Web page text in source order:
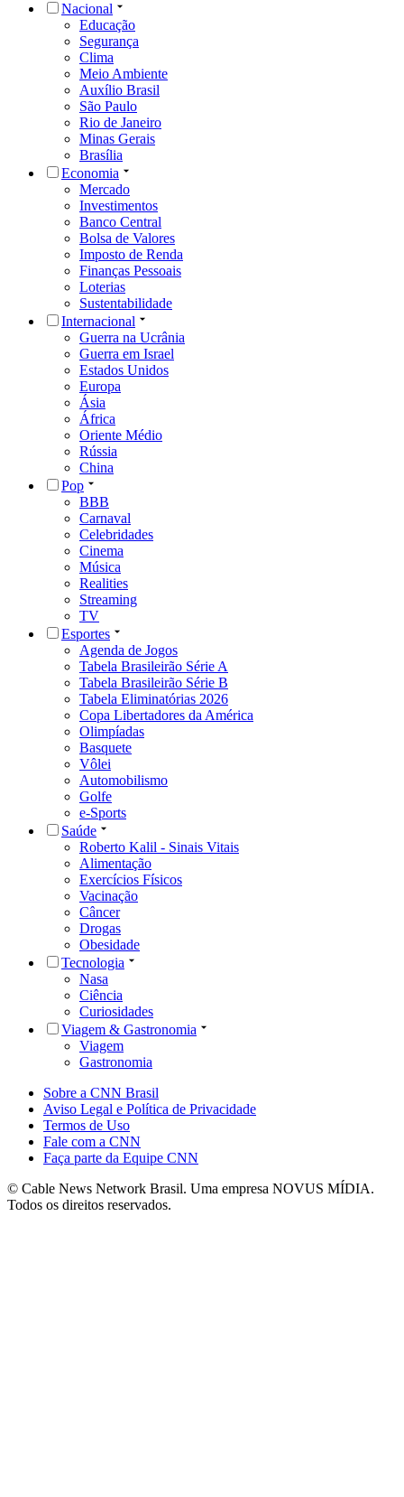
Nacional
Educação
Segurança
Clima
Meio Ambiente
Auxílio Brasil
São Paulo
Rio de Janeiro
Minas Gerais
Brasília
Economia
Mercado
Investimentos
Banco Central
Bolsa de Valores
Imposto de Renda
Finanças Pessoais
Loterias
Sustentabilidade
Internacional
Guerra na Ucrânia
Guerra em Israel
Estados Unidos
Europa
Ásia
África
Oriente Médio
Rússia
China
Pop
BBB
Carnaval
Celebridades
Cinema
Música
Realities
Streaming
TV
Esportes
Agenda de Jogos
Tabela Brasileirão Série A
Tabela Brasileirão Série B
Tabela Eliminatórias 2026
Copa Libertadores da América
Olimpíadas
Basquete
Vôlei
Automobilismo
Golfe
e-Sports
Saúde
Roberto Kalil - Sinais Vitais
Alimentação
Exercícios Físicos
Vacinação
Câncer
Drogas
Obesidade
Tecnologia
Nasa
Ciência
Curiosidades
Viagem & Gastronomia
Viagem
Gastronomia
Sobre a CNN Brasil
Aviso Legal e Política de Privacidade
Termos de Uso
Fale com a CNN
Faça parte da Equipe CNN
© Cable News Network Brasil. Uma empresa NOVUS MÍDIA.
Todos os direitos reservados.